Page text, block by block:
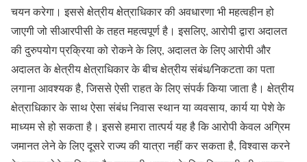
चयन करेगा। इससे क्षेत्रीय क्षेत्राधिकार की अवधारणा भी महत्वहीन हो
जाएगी जो सीआरपीसी के तहत महत्वपूर्ण है। इसलिए, आरोपी द्वारा अदालत
की दुरुपयोग प्रक्रिया को रोकने के लिए, अदालत के लिए आरोपी और
अदालत के क्षेत्रीय क्षेत्राधिकार के बीच क्षेत्रीय संबंध/निकटता का पता
लगाना आवश्यक है, जिससे ऐसी राहत के लिए संपर्क किया जाता है। क्षेत्रीय
क्षेत्राधिकार के साथ ऐसा संबंध निवास स्थान या व्यवसाय, कार्य या पेशे के
माध्यम से हो सकता है। इससे हमारा तात्पर्य यह है कि आरोपी केवल अग्रिम
जमानत लेने के लिए दूसरे राज्य की यात्रा नहीं कर सकता है, विश्वास करने